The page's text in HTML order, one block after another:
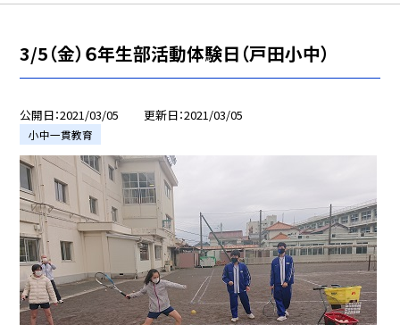
3/5（金）６年生部活動体験日（戸田小中）
公開日 2021/03/05 更新日 2021/03/05
小中一貫教育